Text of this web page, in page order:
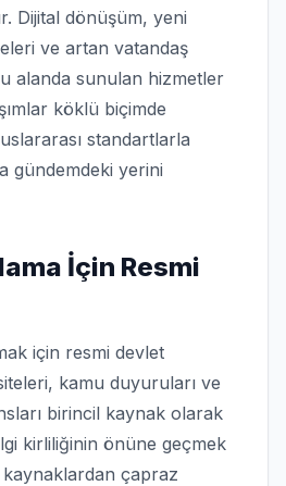
Dijital dönüşüm, yeni
ve artan vatandaş
alanda sunulan hizmetler
köklü biçimde
standartlarla
gündemdeki yerini
İçin Resmi
için resmi devlet
kamu duyuruları ve
birincil kaynak olarak
kirliliğinin önüne geçmek
çapraz